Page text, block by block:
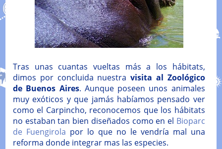
Tras unas cuantas vueltas más a los hábitats,
dimos por concluida nuestravisita al Zoológico
de Buenos Aires. Aunque poseen unos animales
muy exóticos y que jamás habíamos pensado ver
como el Carpincho, reconocemos que los hábitats
no estaban tan bien diseñados como en el Bioparc
de Fuengirola por lo que no le vendría mal una
reforma donde integrar mas las especies.